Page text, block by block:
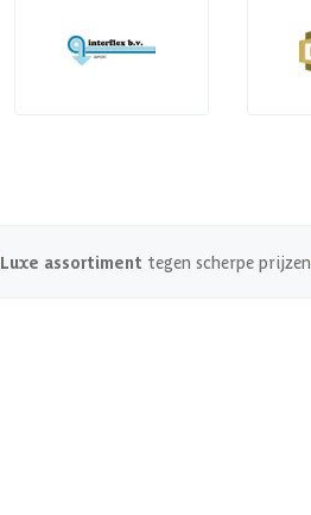
Luxe assortiment tegen scherpe prijzen